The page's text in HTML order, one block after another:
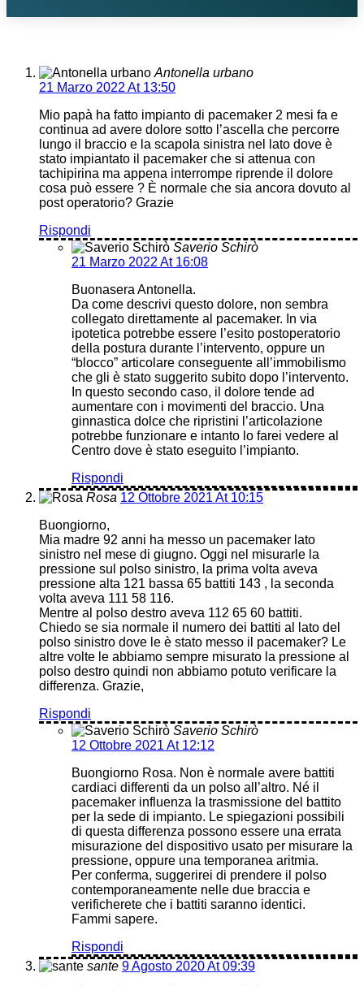
Antonella urbano
21 Marzo 2022 At 13:50
Mio papà ha fatto impianto di pacemaker 2 mesi fa e
continua ad avere dolore sotto l’ascella che percorre
lungo il braccio e la scapola sinistra nel lato dove è
stato impiantato il pacemaker che si attenua con
tachipirina ma appena interrompe riprende il dolore
cosa può essere ? È normale che sia ancora dovuto al
post operatorio? Grazie
Rispondi
Saverio Schirò
21 Marzo 2022 At 16:08
Buonasera Antonella.
Da come descrivi questo dolore, non sembra
collegato direttamente al pacemaker. In via
ipotetica potrebbe essere l’esito postoperatorio
della postura durante l’intervento, oppure un
“blocco” articolare conseguente all’immobilismo
che gli è stato suggerito subito dopo l’intervento.
In questo secondo caso, il dolore tende ad
aumentare con i movimenti del braccio. Una
ginnastica dolce che ripristini l’articolazione
potrebbe funzionare e intanto lo farei vedere al
Centro dove è stato eseguito l’impianto.
Rispondi
Rosa 12 Ottobre 2021 At 10:15
Buongiorno,
Mia madre 92 anni ha messo un pacemaker lato
sinistro nel mese di giugno. Oggi nel misurarle la
pressione sul polso sinistro, la prima volta aveva
pressione alta 121 bassa 65 battiti 143 , la seconda
volta aveva 111 58 116.
Mentre al polso destro aveva 112 65 60 battiti.
Chiedo se sia normale il numero dei battiti al lato del
polso sinistro dove le è stato messo il pacemaker? Le
altre volte le abbiamo sempre misurato la pressione al
polso destro quindi non abbiamo potuto verificare la
differenza. Grazie,
Rispondi
Saverio Schirò
12 Ottobre 2021 At 12:12
Buongiorno Rosa. Non è normale avere battiti
cardiaci differenti da un polso all’altro. Né il
pacemaker influenza la trasmissione del battito
per la sede di impianto. Le spiegazioni possibili
di questa differenza possono essere una errata
misurazione del dispositivo usato per misurare la
pressione, oppure una temporanea aritmia.
Per conferma, suggerirei di prendere il polso
contemporaneamente nelle due braccia e
verificherete che i battiti saranno identici.
Fammi sapere.
Rispondi
sante 9 Agosto 2020 At 09:39